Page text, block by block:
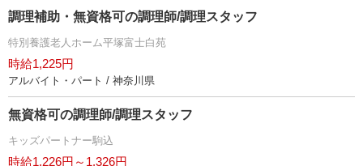
調理補助・無資格可の調理師/調理スタッフ
特別養護老人ホーム平塚富士白苑
時給1,225円
アルバイト・パート / 神奈川県
無資格可の調理師/調理スタッフ
キッズパートナー駒込
時給1,226円～1,326円